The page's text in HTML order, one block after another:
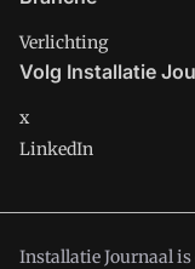
Verlichting
Volg Installatie
x
LinkedIn
Installatie Journaal is